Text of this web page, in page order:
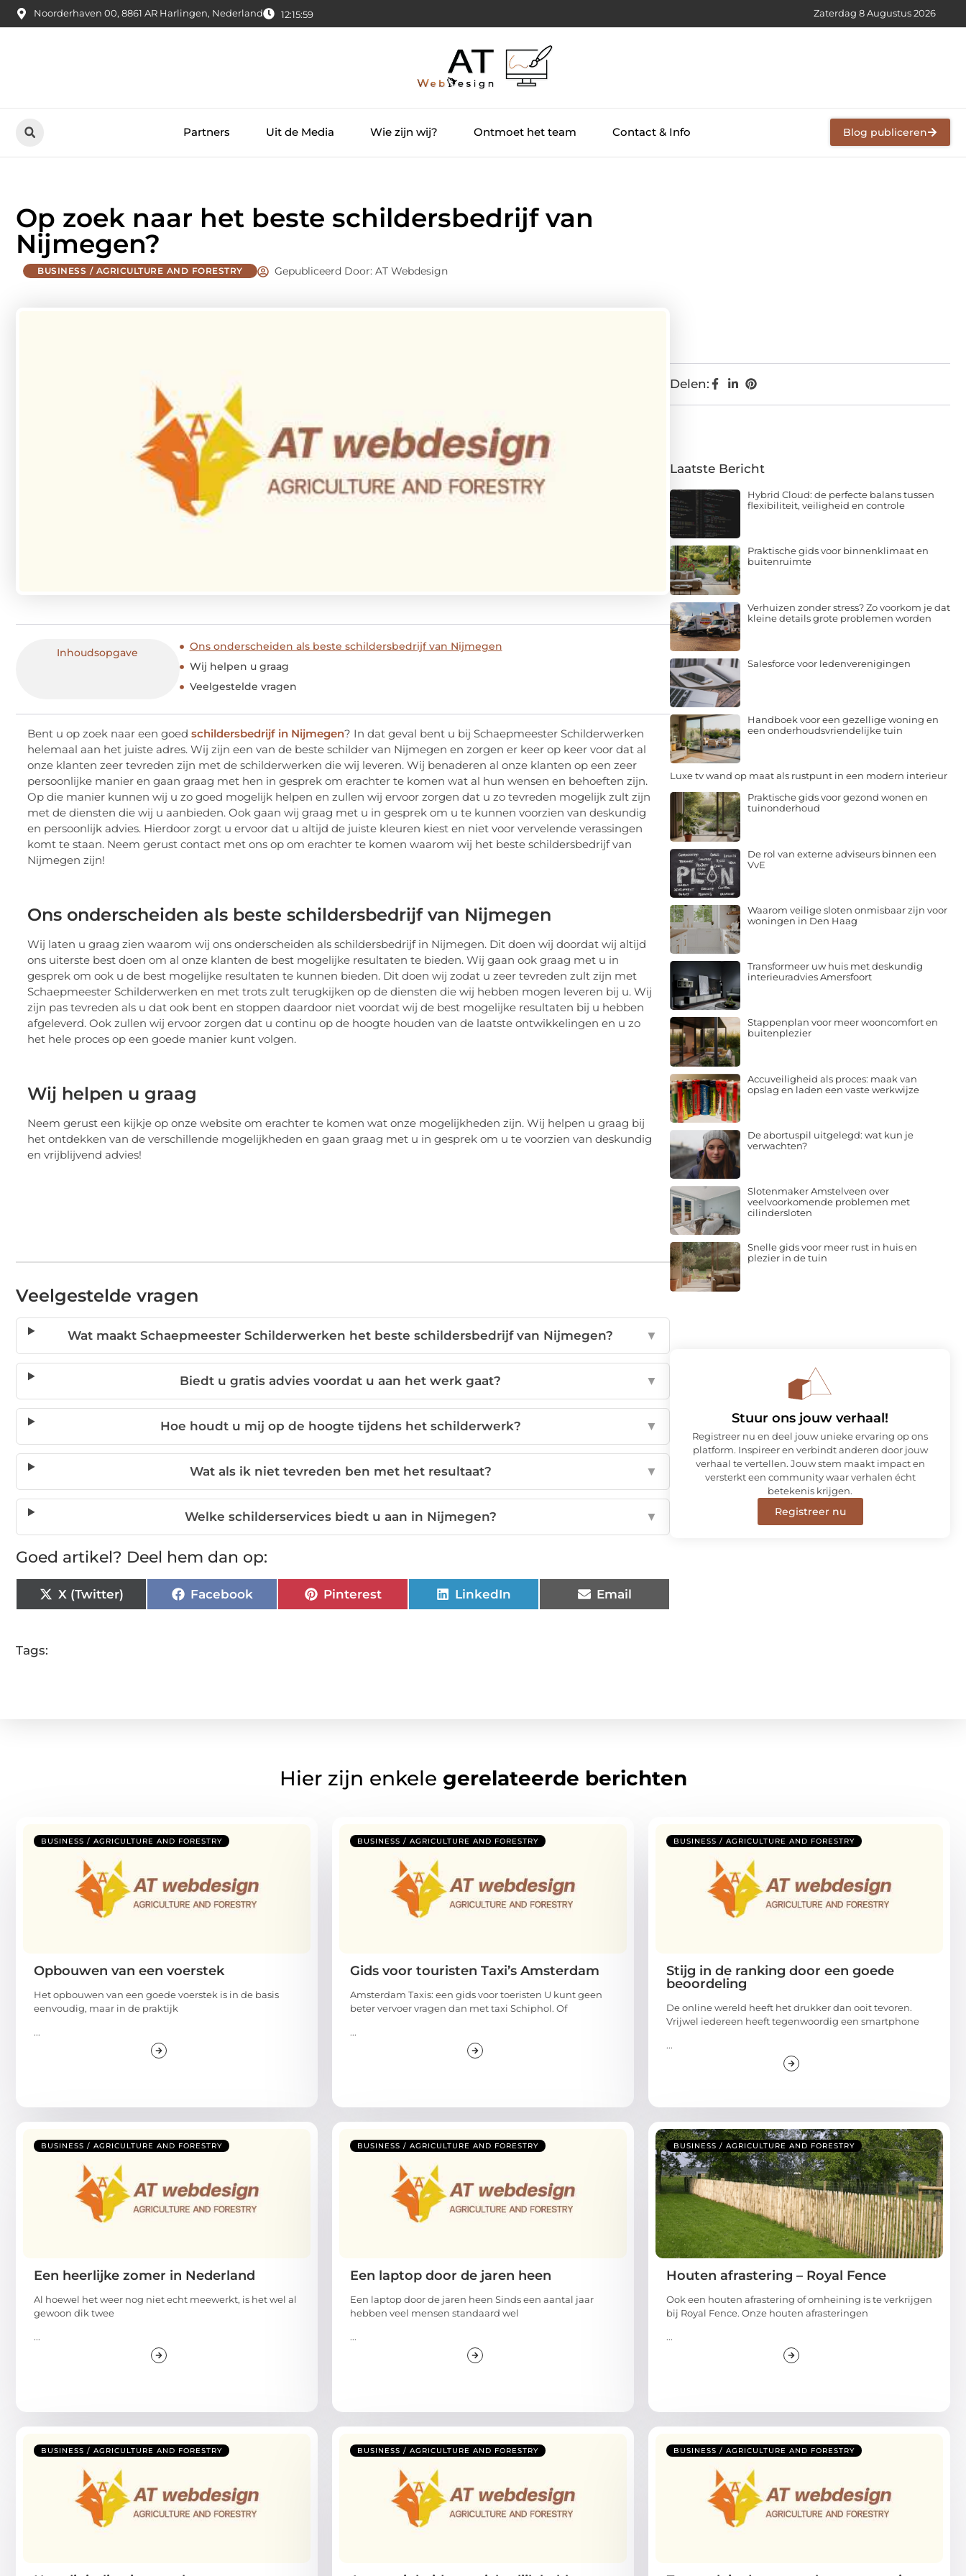
Noorderhaven 00, 8861 AR Harlingen, Nederland 12:15:59 Zaterdag 8 Augustus 2026
Partners Uit de Media Wie zijn wij? Ontmoet het team Contact & Info Blog publiceren
Op zoek naar het beste schildersbedrijf van
Nijmegen?
BUSINESS / AGRICULTURE AND FORESTRY Gepubliceerd Door: AT Webdesign
Inhoudsopgave
Ons onderscheiden als beste schildersbedrijf van Nijmegen
Wij helpen u graag
Veelgestelde vragen
Bent u op zoek naar een goed schildersbedrijf in Nijmegen? In dat geval bent u bij Schaepmeester Schilderwerken
helemaal aan het juiste adres. Wij zijn een van de beste schilder van Nijmegen en zorgen er keer op keer voor dat al
onze klanten zeer tevreden zijn met de schilderwerken die wij leveren. Wij benaderen al onze klanten op een zeer
persoonlijke manier en gaan graag met hen in gesprek om erachter te komen wat al hun wensen en behoeften zijn.
Op die manier kunnen wij u zo goed mogelijk helpen en zullen wij ervoor zorgen dat u zo tevreden mogelijk zult zijn
met de diensten die wij u aanbieden. Ook gaan wij graag met u in gesprek om u te kunnen voorzien van deskundig
en persoonlijk advies. Hierdoor zorgt u ervoor dat u altijd de juiste kleuren kiest en niet voor vervelende verassingen
komt te staan. Neem gerust contact met ons op om erachter te komen waarom wij het beste schildersbedrijf van
Nijmegen zijn!
Ons onderscheiden als beste schildersbedrijf van Nijmegen
Wij laten u graag zien waarom wij ons onderscheiden als schildersbedrijf in Nijmegen. Dit doen wij doordat wij altijd
ons uiterste best doen om al onze klanten de best mogelijke resultaten te bieden. Wij gaan ook graag met u in
gesprek om ook u de best mogelijke resultaten te kunnen bieden. Dit doen wij zodat u zeer tevreden zult zijn met
Schaepmeester Schilderwerken en met trots zult terugkijken op de diensten die wij hebben mogen leveren bij u. Wij
zijn pas tevreden als u dat ook bent en stoppen daardoor niet voordat wij de best mogelijke resultaten bij u hebben
afgeleverd. Ook zullen wij ervoor zorgen dat u continu op de hoogte houden van de laatste ontwikkelingen en u zo
het hele proces op een goede manier kunt volgen.
Wij helpen u graag
Neem gerust een kijkje op onze website om erachter te komen wat onze mogelijkheden zijn. Wij helpen u graag bij
het ontdekken van de verschillende mogelijkheden en gaan graag met u in gesprek om u te voorzien van deskundig
en vrijblijvend advies!
Veelgestelde vragen
Wat maakt Schaepmeester Schilderwerken het beste schildersbedrijf van Nijmegen? ▼
Biedt u gratis advies voordat u aan het werk gaat? ▼
Hoe houdt u mij op de hoogte tijdens het schilderwerk? ▼
Wat als ik niet tevreden ben met het resultaat? ▼
Welke schilderservices biedt u aan in Nijmegen? ▼
Goed artikel? Deel hem dan op:
X (Twitter) Facebook Pinterest LinkedIn Email
Tags:
Delen:
Laatste Bericht
Hybrid Cloud: de perfecte balans tussen
flexibiliteit, veiligheid en controle
Praktische gids voor binnenklimaat en
buitenruimte
Verhuizen zonder stress? Zo voorkom je dat
kleine details grote problemen worden
Salesforce voor ledenverenigingen
Handboek voor een gezellige woning en
een onderhoudsvriendelijke tuin
Luxe tv wand op maat als rustpunt in een modern interieur
Praktische gids voor gezond wonen en
tuinonderhoud
De rol van externe adviseurs binnen een
VvE
Waarom veilige sloten onmisbaar zijn voor
woningen in Den Haag
Transformeer uw huis met deskundig
interieuradvies Amersfoort
Stappenplan voor meer wooncomfort en
buitenplezier
Accuveiligheid als proces: maak van
opslag en laden een vaste werkwijze
De abortuspil uitgelegd: wat kun je
verwachten?
Slotenmaker Amstelveen over
veelvoorkomende problemen met
cilindersloten
Snelle gids voor meer rust in huis en
plezier in de tuin
Stuur ons jouw verhaal!
Registreer nu en deel jouw unieke ervaring op ons
platform. Inspireer en verbindt anderen door jouw
verhaal te vertellen. Jouw stem maakt impact en
versterkt een community waar verhalen écht
betekenis krijgen.
Registreer nu
Hier zijn enkele gerelateerde berichten
BUSINESS / AGRICULTURE AND FORESTRY
Opbouwen van een voerstek
Het opbouwen van een goede voerstek is in de basis
eenvoudig, maar in de praktijk
...
BUSINESS / AGRICULTURE AND FORESTRY
Gids voor touristen Taxi’s Amsterdam
Amsterdam Taxis: een gids voor toeristen U kunt geen
beter vervoer vragen dan met taxi Schiphol. Of
...
BUSINESS / AGRICULTURE AND FORESTRY
Stijg in de ranking door een goede
beoordeling
De online wereld heeft het drukker dan ooit tevoren.
Vrijwel iedereen heeft tegenwoordig een smartphone
...
BUSINESS / AGRICULTURE AND FORESTRY
Een heerlijke zomer in Nederland
Al hoewel het weer nog niet echt meewerkt, is het wel al
gewoon dik twee
...
BUSINESS / AGRICULTURE AND FORESTRY
Een laptop door de jaren heen
Een laptop door de jaren heen Sinds een aantal jaar
hebben veel mensen standaard wel
...
BUSINESS / AGRICULTURE AND FORESTRY
Houten afrastering – Royal Fence
Ook een houten afrastering of omheining is te verkrijgen
bij Royal Fence. Onze houten afrasteringen
...
BUSINESS / AGRICULTURE AND FORESTRY BUSINESS / AGRICULTURE AND FORESTRY BUSINESS / AGRICULTURE AND FORESTRY